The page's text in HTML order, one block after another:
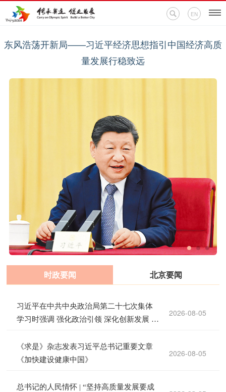
EN
首页
联系我们
东风浩荡开新局——习近平经济思想指引中国经济高质
量发展行稳致远
时政要闻 北京要闻
习近平在中共中央政治局第二十七次集体
学习时强调 强化政治引领 深化创新发展 高
2026-08-05
《求是》杂志发表习近平总书记重要文章
《加快建设健康中国》
2026-08-05
总书记的人民情怀 | “坚持高质量发展要成